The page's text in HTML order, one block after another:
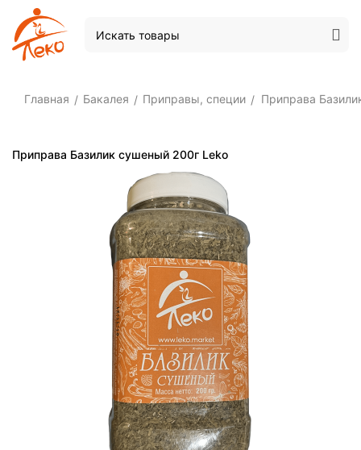
Главная / Бакалея / Приправы, специи / Приправа
Приправа Базилик сушеный 200г Leko